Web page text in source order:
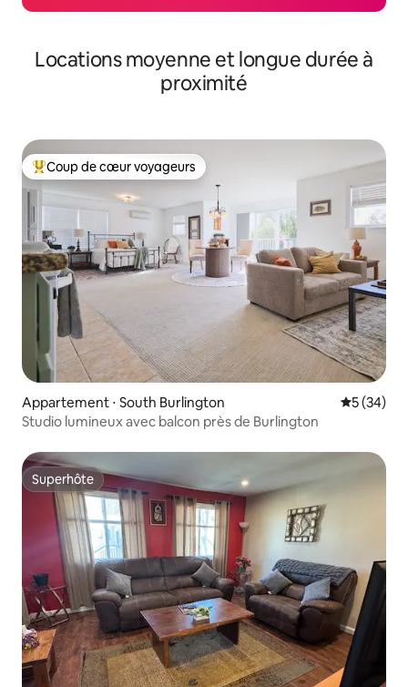
Locations moyenne et longue durée à
proximité
Coups de cœur voyageurs les plus appréciés
Coup de cœur voyageurs
Appartement ⋅ South Burlington
5 (34)
Studio lumineux avec balcon près de Burlington
Superhôte
Superhôte